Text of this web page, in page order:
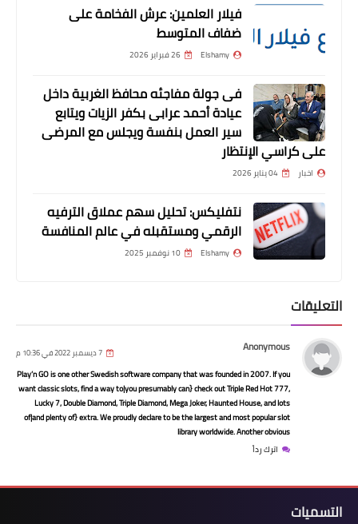
مقالات
كيف تؤثر الملابس على نجاح المسلسلات
الرمضانية
الزمالك يستعد لتقديم شكوى ضد رامز
جلال بسبب برنامج رامز نيفر إند
فيلار العلمين: عرش الفخامة على
ضفاف المتوسط
Elshamy 26 فبراير 2026
فى جولة مفاجئه محافظ الغربية داخل
عيادة أحمد عرابى بكفر الزيات ويتابع
سير العمل بنفسة ويجلس مع المرضى
على كراسي الإنتظار
اخبار 04 يناير 2026
نتفليكس: تحليل سهم عملاق الترفيه
الرقمي ومستقبله في عالم المنافسة
Elshamy 10 نوفمبر 2025
التعليقات
Anonymous 7 ديسمبر 2022 في 10:36 م
Play’n GO is one other Swedish software company that was founded in 2007. If you
want classic slots, find a way to|you presumably can} check out Triple Red Hot 777,
Lucky 7, Double Diamond, Triple Diamond, Mega Joker, Haunted House, and lots
of|and plenty of} extra. We proudly declare to be the largest and most popular slot
library worldwide. Another obvious
اترك رداً
التسميات